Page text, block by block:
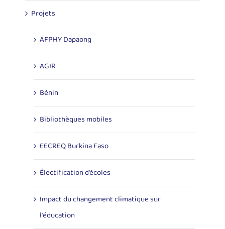
Projets
AFPHY Dapaong
AGIR
Bénin
Bibliothèques mobiles
EECREQ Burkina Faso
Électification d’écoles
Impact du changement climatique sur
l'éducation